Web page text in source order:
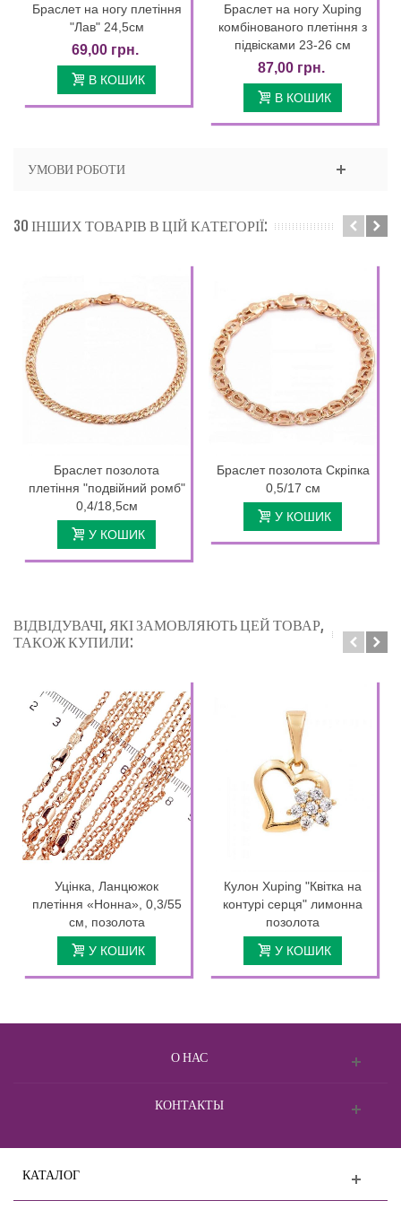
Браслет на ногу плетіння
"Лав" 24,5см
69,00 грн.
В КОШИК
Браслет на ногу Xuping
комбінованого плетіння з
підвісками 23-26 см
87,00 грн.
В КОШИК
УМОВИ РОБОТИ
30 ІНШИХ ТОВАРІВ В ЦІЙ КАТЕГОРІЇ:
Браслет позолота
плетіння "подвійний ромб"
0,4/18,5см
У КОШИК
Браслет позолота Скріпка
0,5/17 см
У КОШИК
ВІДВІДУВАЧІ, ЯКІ ЗАМОВЛЯЮТЬ ЦЕЙ ТОВАР,
ТАКОЖ КУПИЛИ:
Уцінка, Ланцюжок
плетіння «Нонна», 0,3/55
см, позолота
У КОШИК
Кулон Xuping "Квітка на
контурі серця" лимонна
позолота
У КОШИК
О НАС
КОНТАКТЫ
КАТАЛОГ